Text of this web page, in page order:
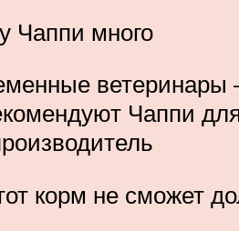
Чаппи много
ветеринары
Чаппи
корм не сможет